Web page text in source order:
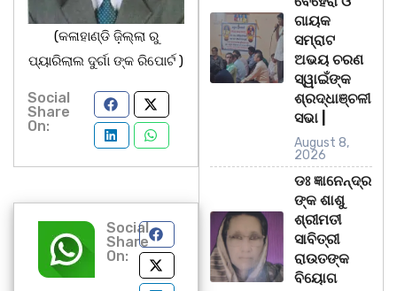
(କଳାହାଣ୍ଡି ଜ଼ିଲ୍ଲା ରୁ
ପ୍ୟାରିଲାଲ ଦୁର୍ଗା ଙ୍କ ରିପୋର୍ଟ )
Social
Share
On:
Social
Share
On:
ଗାୟକ
ସମ୍ରାଟ
ଅଭୟ ଚରଣ
ସ୍ୱାଇଁଙ୍କ
ଶ୍ରଦ୍ଧାଞ୍ଚଳୀ
ସଭା |
August 8,
2026
ଡଃ ଜ୍ଞାନେନ୍ଦ୍ର
ଙ୍କ ଶାଶୁ
ଶ୍ରୀମତୀ
ସାବିତ୍ରୀ
ରାଉତଙ୍କ
ବିୟୋଗ